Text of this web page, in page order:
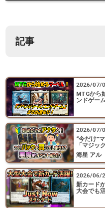
記事
2026/07/
MTGから
ンドゲー
2026/07/
“今だけ”
「マジッ
海星 アル
2026/06/
新カード
大会でも